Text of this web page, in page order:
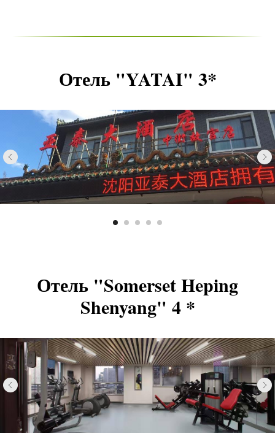
Отель "YATAI" 3*
Отель "Somerset Heping
Shenyang" 4 *